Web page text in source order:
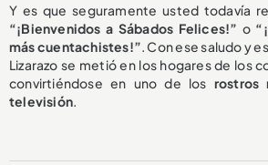
Y es que seguramente usted todavía
“¡Bienvenidos a Sábados Felices!” o
más cuentachistes!”. Con ese saludo y
Lizarazo se metió en los hogares de los
convirtiéndose en uno de los rostros
televisión.